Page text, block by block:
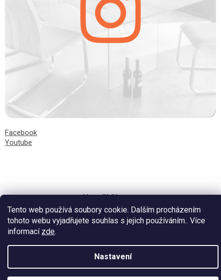
Tento web používá soubory cookie. Dalším procházením
tohoto webu vyjadřujete souhlas s jejich používáním.. Více
informací zde.
Nastavení
Facebook
Youtube
Vytvořil Shoptet